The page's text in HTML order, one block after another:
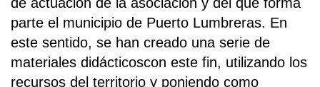
parte el municipio de Puerto Lumbreras. En
este sentido, se han creado una serie de
materiales didácticoscon este fin, utilizando los
recursos del territorio y poniendo como